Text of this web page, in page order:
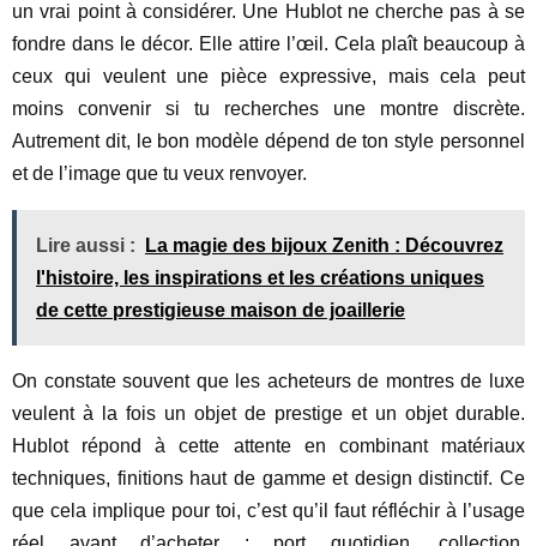
un vrai point à considérer. Une Hublot ne cherche pas à se
fondre dans le décor. Elle attire l’œil. Cela plaît beaucoup à
ceux qui veulent une pièce expressive, mais cela peut
moins convenir si tu recherches une montre discrète.
Autrement dit, le bon modèle dépend de ton style personnel
et de l’image que tu veux renvoyer.
Lire aussi :
La magie des bijoux Zenith : Découvrez
l'histoire, les inspirations et les créations uniques
de cette prestigieuse maison de joaillerie
On constate souvent que les acheteurs de montres de luxe
veulent à la fois un objet de prestige et un objet durable.
Hublot répond à cette attente en combinant matériaux
techniques, finitions haut de gamme et design distinctif. Ce
que cela implique pour toi, c’est qu’il faut réfléchir à l’usage